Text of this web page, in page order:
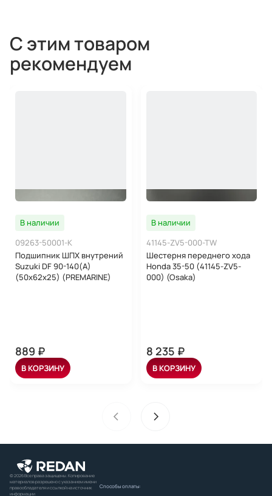
С этим товаром
рекомендуем
В наличии
09263-50001-K
Подшипник ШПХ внутрений
Suzuki DF 90-140(A)
(50x62x25) (PREMARINE)
889 ₽
В КОРЗИНУ
В наличии
41145-ZV5-000-TW
Шестерня переднего хода
Honda 35-50 (41145-ZV5-
000) (Osaka)
8 235 ₽
В КОРЗИНУ
© 2026 Все права защищены. Копирование
материалов разрешено с указанием имени
правообладателя и ссылкой на источник
информации
Способы оплаты: